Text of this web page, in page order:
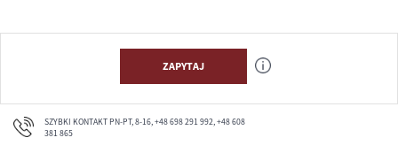
ZAPYTAJ
SZYBKI KONTAKT PN-PT, 8-16, +48 698 291 992, +48 608
381 865